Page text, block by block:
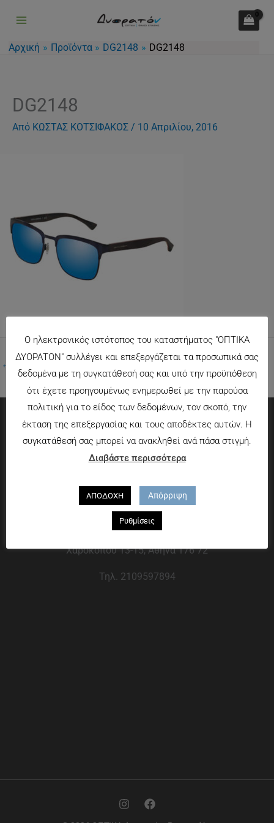
περιεχόμενο
Αρχική Προϊόντα DG2148 DG2148
DG2148
Από ΚΩΣΤΑΣ ΚΟΤΣΙΦΑΚΟΣ / 10 Απριλίου, 2016
← Προηγούμενο Πολυμέσα
Πληροφορίες
Τρόποι πληρωμής
Πολιτική επιστροφών
Που θα μας βρείτε
Χαροκόπου 13-15, Αθήνα 176 72
Τηλ. 2109597894
Ο ηλεκτρονικός ιστότοπος του καταστήματος "ΟΠΤΙΚΑ
ΔΥΟΡΑΤΟΝ" συλλέγει και επεξεργάζεται τα προσωπικά σας
δεδομένα με τη συγκατάθεσή σας και υπό την προϋπόθεση
ότι έχετε προηγουμένως ενημερωθεί με την παρούσα
πολιτική για το είδος των δεδομένων, τον σκοπό, την
έκταση της επεξεργασίας και τους αποδέκτες αυτών. Η
συγκατάθεσή σας μπορεί να ανακληθεί ανά πάσα στιγμή.
Διαβάστε περισσότερα
ΑΠΟΔΟΧΗ Απόρριψη
Ρυθμίσεις